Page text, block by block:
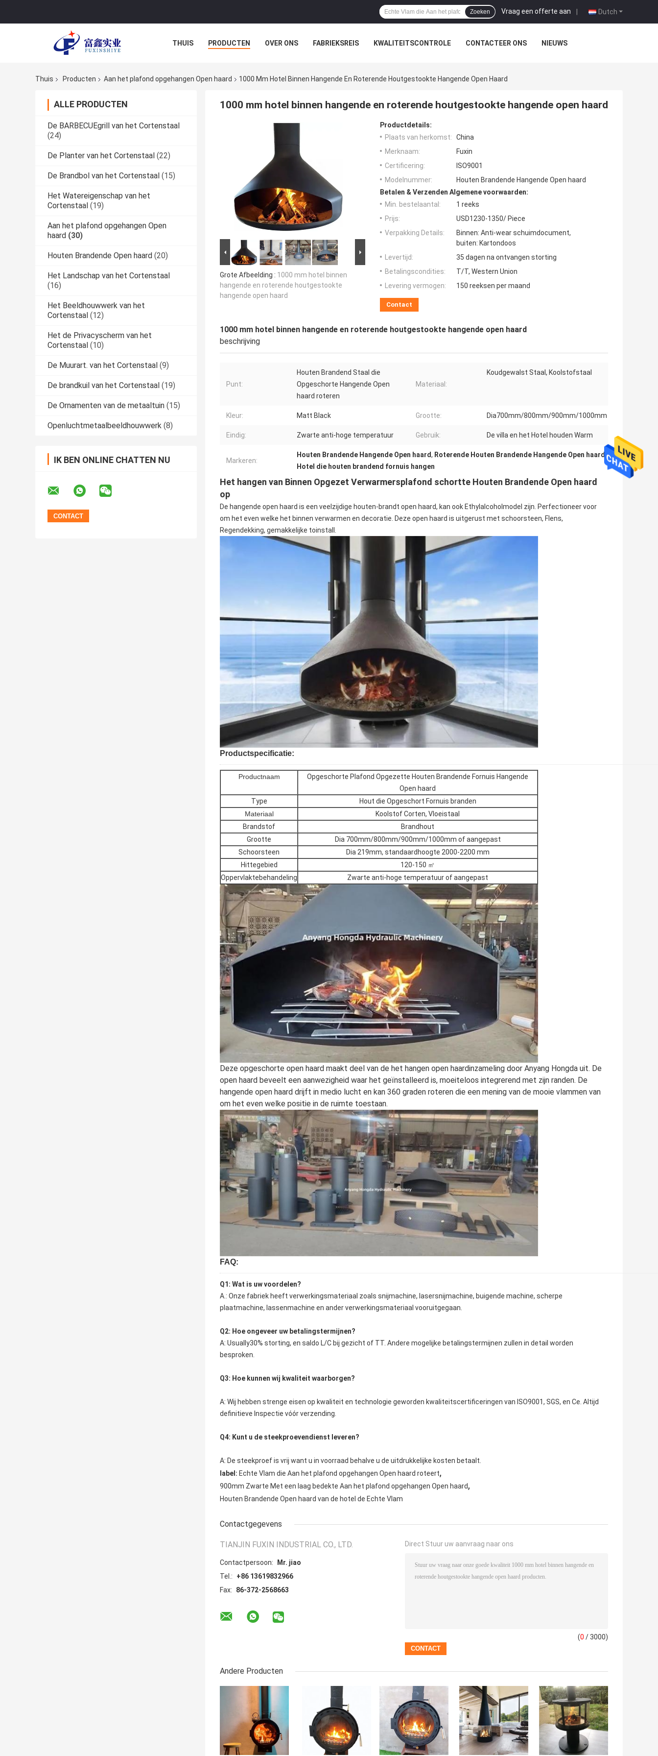
Dutch
Vraag een offerte aan |
Zoeken
THUIS PRODUCTEN OVER ONS FABRIEKSREIS KWALITEITSCONTROLE CONTACTEER ONS NIEUWS
Thuis Producten Aan het plafond opgehangen Open haard 1000 Mm Hotel Binnen Hangende En Roterende Houtgestookte Hangende Open Haard
ALLE PRODUCTEN
De BARBECUEgrill van het Cortenstaal
(24)
De Planter van het Cortenstaal (22)
De Brandbol van het Cortenstaal (15)
Het Watereigenschap van het
Cortenstaal (19)
Aan het plafond opgehangen Open
haard (30)
Houten Brandende Open haard (20)
Het Landschap van het Cortenstaal
(16)
Het Beeldhouwwerk van het
Cortenstaal (12)
Het de Privacyscherm van het
Cortenstaal (10)
De Muurart. van het Cortenstaal (9)
De brandkuil van het Cortenstaal (19)
De Ornamenten van de metaaltuin (15)
Openluchtmetaalbeeldhouwwerk (8)
IK BEN ONLINE CHATTEN NU
1000 mm hotel binnen hangende en roterende houtgestookte hangende open haard
Grote Afbeelding : 1000 mm hotel binnen
hangende en roterende houtgestookte
hangende open haard
Productdetails:
Plaats van herkomst:
China
Merknaam:
Fuxin
Certificering:
ISO9001
Modelnummer:
Houten Brandende Hangende Open haard
Betalen & Verzenden Algemene voorwaarden:
Min. bestelaantal:
1 reeks
Prijs:
USD1230-1350/ Piece
Verpakking Details:
Binnen: Anti-wear schuimdocument,
buiten: Kartondoos
Levertijd:
35 dagen na ontvangen storting
Betalingscondities:
T/T, Western Union
Levering vermogen:
150 reeksen per maand
Contact
1000 mm hotel binnen hangende en roterende houtgestookte hangende open haard
beschrijving
Punt:
Houten Brandend Staal die
Opgeschorte Hangende Open
haard roteren
Materiaal:
Koudgewalst Staal, Koolstofstaal
Kleur: Matt Black Grootte: Dia700mm/800mm/900mm/1000mm
Eindig: Zwarte anti-hoge temperatuur Gebruik: De villa en het Hotel houden Warm
Markeren:
Houten Brandende Hangende Open haard, Roterende Houten Brandende Hangende Open haard
Hotel die houten brandend fornuis hangen
Het hangen van Binnen Opgezet Verwarmersplafond schortte Houten Brandende Open haard
op
De hangende open haard is een veelzijdige houten-brandt open haard, kan ook Ethylalcoholmodel zijn. Perfectioneer voor
om het even welke het binnen verwarmen en decoratie. Deze open haard is uitgerust met schoorsteen, Flens,
Regendekking, gemakkelijke toinstall.
Productspecificatie:
Productnaam
Opgeschorte Plafond Opgezette Houten Brandende Fornuis Hangende
Open haard
Type
Hout die Opgeschort Fornuis branden
Materiaal
Koolstof Corten, Vloeistaal
Brandstof
Brandhout
Grootte
Dia 700mm/800mm/900mm/1000mm of aangepast
Schoorsteen
Dia 219mm, standaardhoogte 2000-2200 mm
Hittegebied
120-150 ㎡
Oppervlaktebehandeling
Zwarte anti-hoge temperatuur of aangepast
Deze opgeschorte open haard maakt deel van de het hangen open haardinzameling door Anyang Hongda uit. De
open haard beveelt een aanwezigheid waar het geïnstalleerd is, moeiteloos integrerend met zijn randen. De
hangende open haard drijft in medio lucht en kan 360 graden roteren die een mening van de mooie vlammen van
om het even welke positie in de ruimte toestaan.
FAQ:
Q1: Wat is uw voordelen?
A.: Onze fabriek heeft verwerkingsmateriaal zoals snijmachine, lasersnijmachine, buigende machine, scherpe
plaatmachine, lassenmachine en ander verwerkingsmateriaal vooruitgegaan.
Q2: Hoe ongeveer uw betalingstermijnen?
A: Usually30% storting, en saldo L/C bij gezicht of TT. Andere mogelijke betalingstermijnen zullen in detail worden
besproken.
Q3: Hoe kunnen wij kwaliteit waarborgen?
A: Wij hebben strenge eisen op kwaliteit en technologie geworden kwaliteitscertificeringen van ISO9001, SGS, en Ce. Altijd
definitieve Inspectie vóór verzending.
Q4: Kunt u de steekproevendienst leveren?
A: De steekproef is vrij want u in voorraad behalve u de uitdrukkelijke kosten betaalt.
label: Echte Vlam die Aan het plafond opgehangen Open haard roteert,
900mm Zwarte Met een laag bedekte Aan het plafond opgehangen Open haard,
Houten Brandende Open haard van de hotel de Echte Vlam
Contactgegevens
TIANJIN FUXIN INDUSTRIAL CO., LTD.
Contactpersoon:
Mr. jiao
Tel.:
+86 13619832966
Fax:
86-372-2568663
Direct Stuur uw aanvraag naar ons
(0 / 3000)
Andere Producten